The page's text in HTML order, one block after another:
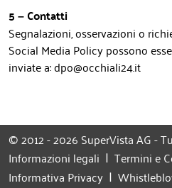
5 – Contatti
Segnalazioni, osservazioni o
Social Media Policy possono
inviate a: dpo@occhiali24.it
© 2012 - 2026 SuperVista AG -
Informazioni legali | Termini e
Informativa Privacy |